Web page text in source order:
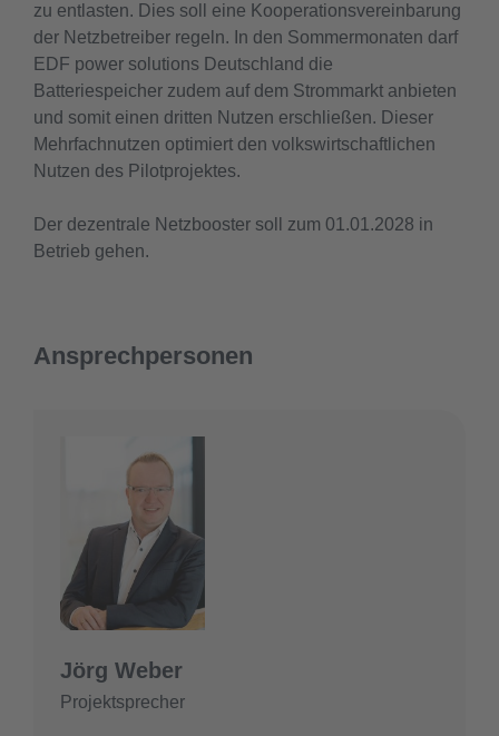
zu entlasten. Dies soll eine Kooperationsvereinbarung
der Netzbetreiber regeln. In den Sommermonaten darf
EDF power solutions Deutschland die
Batteriespeicher zudem auf dem Strommarkt anbieten
und somit einen dritten Nutzen erschließen. Dieser
Mehrfachnutzen optimiert den volkswirtschaftlichen
Nutzen des Pilotprojektes.
Der dezentrale Netzbooster soll zum 01.01.2028 in
Betrieb gehen.
Ansprechpersonen
Jörg Weber
Projektsprecher